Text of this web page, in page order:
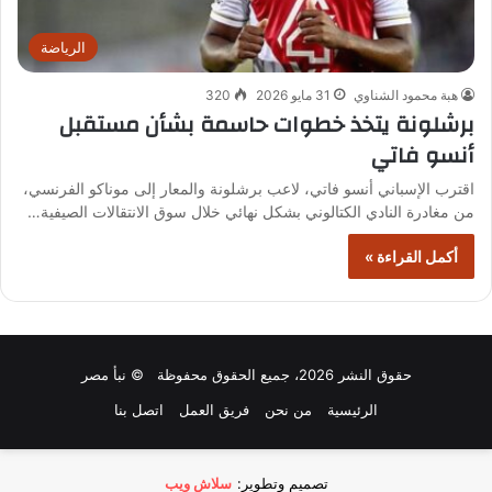
الرياضة
هبة محمود الشناوي 31 مايو 2026 320
برشلونة يتخذ خطوات حاسمة بشأن مستقبل
أنسو فاتي
اقترب الإسباني أنسو فاتي، لاعب برشلونة والمعار إلى موناكو الفرنسي،
من مغادرة النادي الكتالوني بشكل نهائي خلال سوق الانتقالات الصيفية…
أكمل القراءة »
حقوق النشر 2026، جميع الحقوق محفوظة © نبأ مصر
الرئيسية
من نحن فريق العمل اتصل بنا
تصميم وتطوير: سلاش ويب